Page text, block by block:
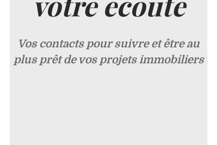
Vos contacts pour suivre et être au
plus prêt de vos projets immobiliers